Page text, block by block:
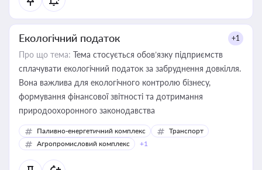
Екологічний податок +1
Про що тема: Тема стосується обов’язку підприємств
сплачувати екологічний податок за забруднення довкілля.
Вона важлива для екологічного контролю бізнесу,
формування фінансової звітності та дотримання
природоохоронного законодавства
Паливно-енергетичний комплекс
Транспорт
Агропромисловий комплекс
+1